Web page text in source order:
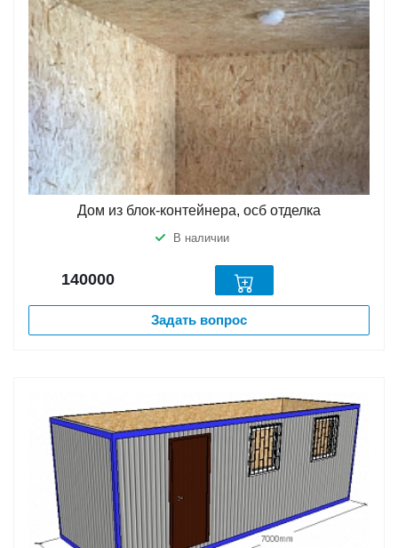
Дом из блок-контейнера, осб отделка
В наличии
140000
Задать вопрос